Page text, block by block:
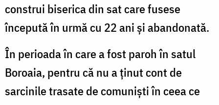
construi biserica din sat care fusese
începută în urmă cu 22 ani și abandonată.
În perioada în care a fost paroh în satul
Boroaia, pentru că nu a ținut cont de
sarcinile trasate de comuniști în ceea ce